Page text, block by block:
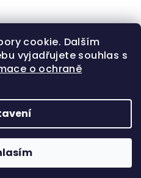
cookie. Dalším
vyjadřujete souhlas s
o ochraně
. Všechna práva
Shoptet